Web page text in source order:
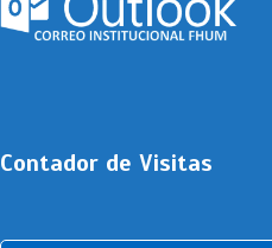
Contador de Visitas